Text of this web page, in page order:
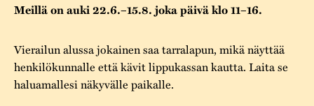
Vaellusreitti
Saavutettavuus
Kestävä kehitys
Varaa tilat
Rakennukset
Rakennusperintö
YSTÄVÄT
Markkinat
Vuosikertomukset
Meillä on auki 22.6.–15.8. joka päivä klo 11–16.
Vierailun alussa jokainen saa tarralapun, mikä näyttää
henkilökunnalle että kävit lippukassan kautta. Laita se
haluamallesi näkyvälle paikalle.